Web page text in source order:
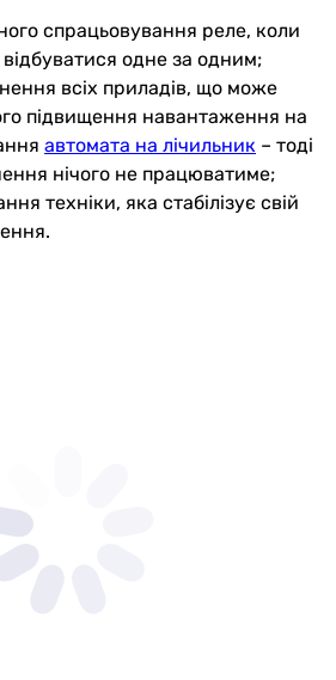
спрацьовування реле, коли
одне за одним;
всіх приладів, що може
підвищення навантаження на
автомата на лічильник – тоді
нічого не працюватиме;
техніки, яка стабілізує свій